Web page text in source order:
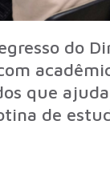
do
que
de